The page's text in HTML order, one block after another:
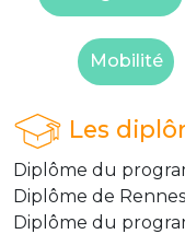
Mobilité
Les
Diplôme du
Diplôme de
Diplôme du